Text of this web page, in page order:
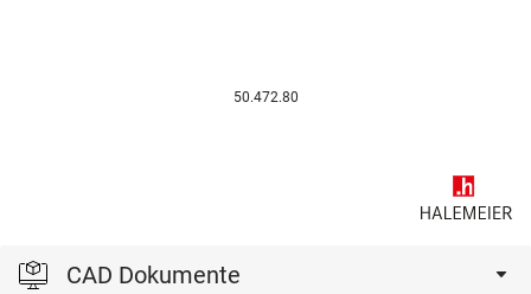
50.472.80
CAD Dokumente